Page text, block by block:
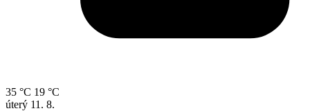
35 °C 19 °C
úterý 11. 8.